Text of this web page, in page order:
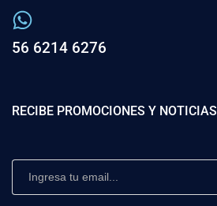
56 6214 6276
RECIBE PROMOCIONES Y NOTICIAS